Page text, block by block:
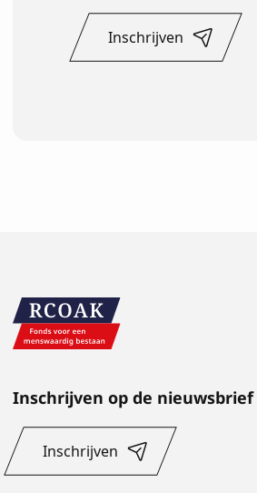
Inschrijven
Inschrijven op de nieuwsbrief
Inschrijven